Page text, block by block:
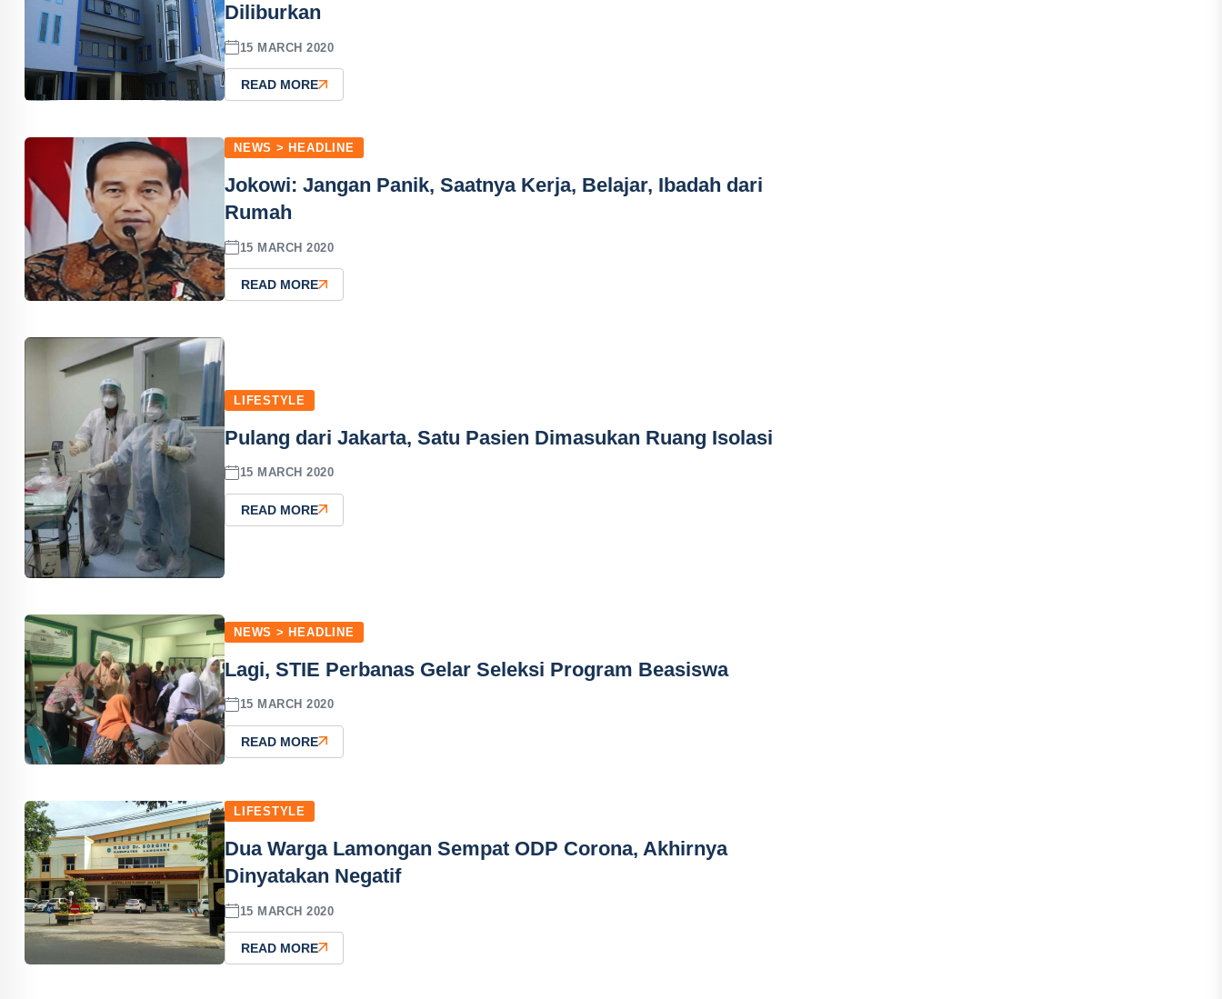
Diliburkan
15 MARCH 2020
READ MORE
NEWS > HEADLINE
Jokowi: Jangan Panik, Saatnya Kerja, Belajar, Ibadah dari
Rumah
15 MARCH 2020
READ MORE
LIFESTYLE
Pulang dari Jakarta, Satu Pasien Dimasukan Ruang Isolasi
15 MARCH 2020
READ MORE
NEWS > HEADLINE
Lagi, STIE Perbanas Gelar Seleksi Program Beasiswa
15 MARCH 2020
READ MORE
LIFESTYLE
Dua Warga Lamongan Sempat ODP Corona, Akhirnya
Dinyatakan Negatif
15 MARCH 2020
READ MORE